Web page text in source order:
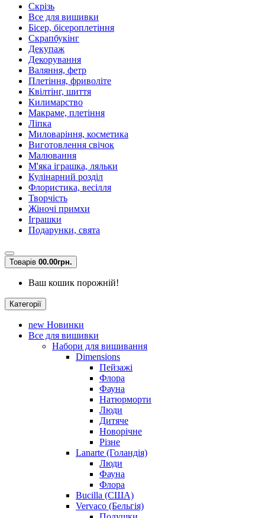
Скрізь
Все для вишивки
Бісер, бісероплетіння
Скрапбукінг
Декупаж
Декорування
Валяння, фетр
Плетіння, фриволіте
Квілтінг, шиття
Килимарство
Макраме, плетіння
Ліпка
Миловаріння, косметика
Виготовлення свічок
Малювання
М'яка іграшка, ляльки
Кулінарний розділ
Флористика, весілля
Творчість
Жіночі примхи
Іграшки
Подарунки, свята
Товарів 00.00грн.
Ваш кошик порожній!
Категорії
new Новинки
Все для вишивки
Набори для вишивання
Dimensions
Пейзажі
Флора
Фауна
Натюрморти
Люди
Дитяче
Новорічне
Різне
Lanarte (Голандія)
Люди
Фауна
Флора
Bucilla (США)
Vervaco (Бельгія)